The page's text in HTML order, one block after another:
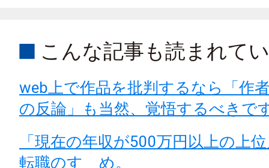
こんな記事も読まれて
web上で作品を批判するなら「作
の反論」も当然、覚悟するべきで
「現在の年収が500万円以上の上
転職のすゝめ。